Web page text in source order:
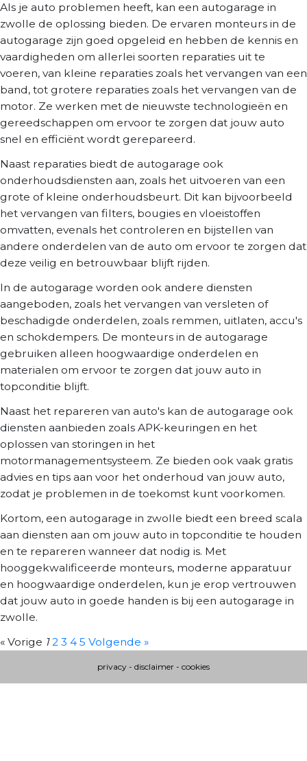
Als je auto problemen heeft, kan een autogarage in
zwolle de oplossing bieden. De ervaren monteurs in de
autogarage zijn goed opgeleid en hebben de kennis en
vaardigheden om allerlei soorten reparaties uit te
voeren, van kleine reparaties zoals het vervangen van een
band, tot grotere reparaties zoals het vervangen van de
motor. Ze werken met de nieuwste technologieën en
gereedschappen om ervoor te zorgen dat jouw auto
snel en efficiënt wordt gerepareerd.
Naast reparaties biedt de autogarage ook
onderhoudsdiensten aan, zoals het uitvoeren van een
grote of kleine onderhoudsbeurt. Dit kan bijvoorbeeld
het vervangen van filters, bougies en vloeistoffen
omvatten, evenals het controleren en bijstellen van
andere onderdelen van de auto om ervoor te zorgen dat
deze veilig en betrouwbaar blijft rijden.
In de autogarage worden ook andere diensten
aangeboden, zoals het vervangen van versleten of
beschadigde onderdelen, zoals remmen, uitlaten, accu's
en schokdempers. De monteurs in de autogarage
gebruiken alleen hoogwaardige onderdelen en
materialen om ervoor te zorgen dat jouw auto in
topconditie blijft.
Naast het repareren van auto's kan de autogarage ook
diensten aanbieden zoals APK-keuringen en het
oplossen van storingen in het
motormanagementsysteem. Ze bieden ook vaak gratis
advies en tips aan voor het onderhoud van jouw auto,
zodat je problemen in de toekomst kunt voorkomen.
Kortom, een autogarage in zwolle biedt een breed scala
aan diensten aan om jouw auto in topconditie te houden
en te repareren wanneer dat nodig is. Met
hooggekwalificeerde monteurs, moderne apparatuur
en hoogwaardige onderdelen, kun je erop vertrouwen
dat jouw auto in goede handen is bij een autogarage in
zwolle.
« Vorige 1 2 3 4 5 Volgende »
privacy - disclaimer - cookies